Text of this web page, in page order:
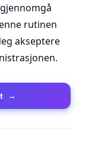
rutinen
akseptere
→